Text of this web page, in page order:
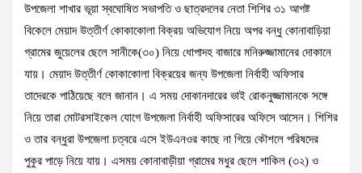
উপজেলা শাখার ভূয়া স্বঘোষিত সভাপতি ও ছাত্রদলের নেতা শিশির ৩১ আগষ্ট
বিকেলে মেয়াদ উত্তীর্ণ কোকাকোলা বিক্রয় অভিযোগ নিয়ে অপর বন্ধু কোনাবাড়িয়া
গ্রামের জুয়েলের ছেলে সানীকে(৩০) নিয়ে ধোপাদহ বাজারে মনিরুজ্জামানের দোকানে
যায়। মেয়াদ উত্তীর্ণ কোকাকোলা বিক্রয়ের জন্য উপজেলা নির্বাহী অফিসার
তাদেরকে পাঠিয়েছে বলে জানান। এ সময় দোকানদারের ভাই রোকনুজ্জামানকে সঙ্গে
নিয়ে তারা মোটরসাইকেল যোগে উপজেলা নির্বাহী অফিসারের অফিসে আসেন। শিশির
ও তার বন্ধুরা উপজেলা চত্বরে এসে ইউএনওর কাছে না গিয়ে কৌশলে পরিষদের
পুকুর পাড়ে নিয়ে যায়। এসময় কোনাবাড়ীয়া গ্রামের মধুর ছেলে শাকিল (৩২) ও